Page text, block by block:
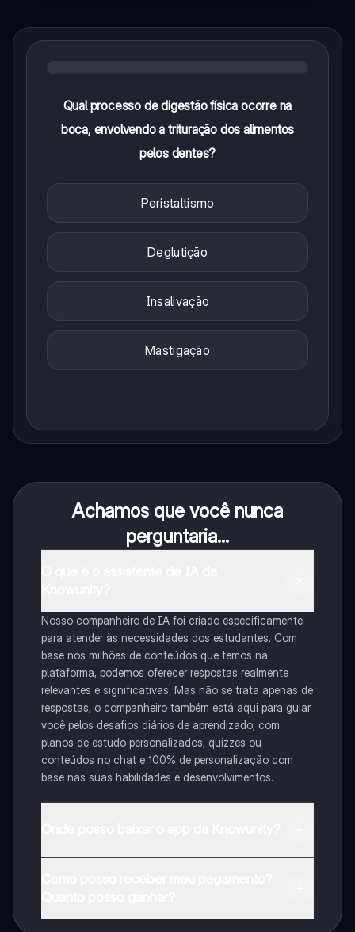
Qual processo de digestão física ocorre na
boca, envolvendo a trituração dos alimentos
pelos dentes?
Peristaltismo
Deglutição
Insalivação
Mastigação
Achamos que você nunca
perguntaria...
Nosso companheiro de IA foi criado especificamente
para atender às necessidades dos estudantes. Com
base nos milhões de conteúdos que temos na
plataforma, podemos oferecer respostas realmente
relevantes e significativas. Mas não se trata apenas de
respostas, o companheiro também está aqui para guiar
você pelos desafios diários de aprendizado, com
planos de estudo personalizados, quizzes ou
conteúdos no chat e 100% de personalização com
base nas suas habilidades e desenvolvimentos.